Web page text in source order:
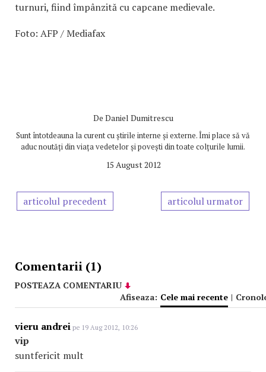
turnuri, fiind împânzită cu capcane medievale.
Foto: AFP / Mediafax
De Daniel Dumitrescu
Sunt întotdeauna la curent cu știrile interne și externe. Îmi place să vă
aduc noutăți din viața vedetelor și povești din toate colțurile lumii.
15 August 2012
articolul precedent articolul urmator
Comentarii (1)
POSTEAZA COMENTARIU
Afiseaza: Cele mai recente |
vieru andrei pe 19 Aug 2012, 10:26
vip
suntfericit mult